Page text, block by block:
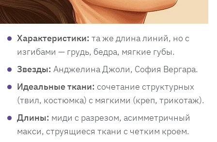
Характеристики: та же длина линий, но с
изгибами — грудь, бедра, мягкие губы.
Звезды: Анджелина Джоли, София Вергара.
Идеальные ткани: сочетание структурных
(твил, костюмка) с мягкими (креп, трикотаж).
Длины: миди с разрезом, асимметричный
макси, струящиеся ткани с четким кроем.